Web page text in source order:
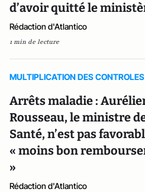
d’avoir quitté le
Rédaction d'Atlantico
1 min de lecture
MULTIPLICATION DES CONTROLES
Arrêts maladie :
Rousseau, le ministre
Santé, n’est pas
« moins bon
»
Rédaction d'Atlantico